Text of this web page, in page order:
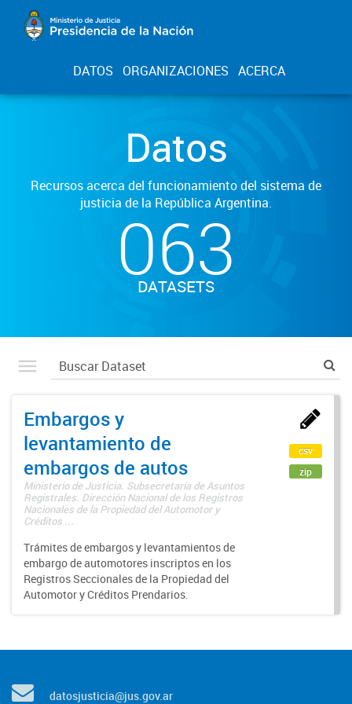
DATOS ORGANIZACIONES ACERCA
Datos
Recursos acerca del funcionamiento del sistema de
justicia de la República Argentina.
063
DATASETS
Embargos y
levantamiento de
embargos de autos
Ministerio de Justicia. Subsecretaría de Asuntos
Registrales. Dirección Nacional de los Registros
Nacionales de la Propiedad del Automotor y
Créditos ...
Trámites de embargos y levantamientos de
embargo de automotores inscriptos en los
Registros Seccionales de la Propiedad del
Automotor y Créditos Prendarios.
csv
zip
datosjusticia@jus.gov.ar